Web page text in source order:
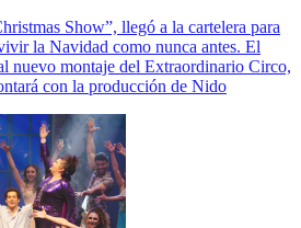
Show”, llegó a la cartelera para
la Navidad como nunca antes. El
nuevo montaje del Extraordinario Circo,
con la producción de Nido